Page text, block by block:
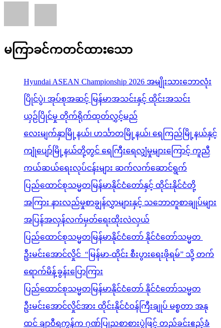
မကြာခင်ကတင်ထားသော
Hyundai ASEAN Championship 2026 အမျိုးသားဘောလုံး
ပြိုင်ပွဲ၊ အုပ်စုအဆင့် မြန်မာအသင်းနှင့် ထိုင်းအသင်း
ယှဉ်ပြိုင်မှု တိုက်ရိုက်ထုတ်လွှင့်မည်
လေးမျက်နှာမြို့နယ်၊ ဟင်္သာတမြို့နယ်၊ ရေကြည်မြို့နယ်နှင့်
ကျုံပျော်မြို့နယ်တို့တွင် ရေကြီးရေလျှံမှုများကြောင့် ကူညီ
ကယ်ဆယ်ရေးလုပ်ငန်းများ ဆက်လက်ဆောင်ရွက်
ပြည်ထောင်စုသမ္မတမြန်မာနိုင်ငံတော်နှင့် ထိုင်းနိုင်ငံတို့
အကြား နားလည်မှုစာချွန်လွှာများနှင့် သဘောတူစာချုပ်များ
အပြန်အလှန်လက်မှတ်ရေးထိုးလဲလှယ်
ပြည်ထောင်စုသမ္မတမြန်မာနိုင်ငံတော် နိုင်ငံတော်သမ္မတ
ဦးမင်းအောင်လှိုင် “မြန်မာ-ထိုင်း စီးပွားရေးဖိုရမ်” သို့ တက်
ရောက်မိန့်ခွန်းပြောကြား
ပြည်ထောင်စုသမ္မတမြန်မာနိုင်ငံတော် နိုင်ငံတော်သမ္မတ
ဦးမင်းအောင်လှိုင်အား ထိုင်းနိုင်ငံဝန်ကြီးချုပ် မစ္စတာ အနု
ထင် ချာဝီရကွန်က ဂုဏ်ပြုညစာစားပွဲဖြင့် တည်ခင်းဧည့်ခံ